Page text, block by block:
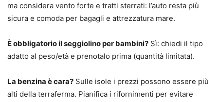
ma considera vento forte e tratti sterrati: l’auto resta più
sicura e comoda per bagagli e attrezzatura mare.
È obbligatorio il seggiolino per bambini? Sì: chiedi il tipo
adatto al peso/età e prenotalo prima (quantità limitata).
La benzina è cara? Sulle isole i prezzi possono essere più
alti della terraferma. Pianifica i rifornimenti per evitare